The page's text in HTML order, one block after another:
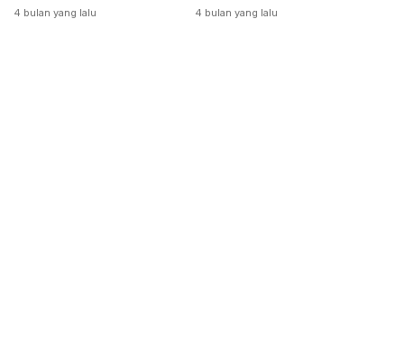
4 bulan yang lalu Dikeluarkan
4 bulan yang lalu